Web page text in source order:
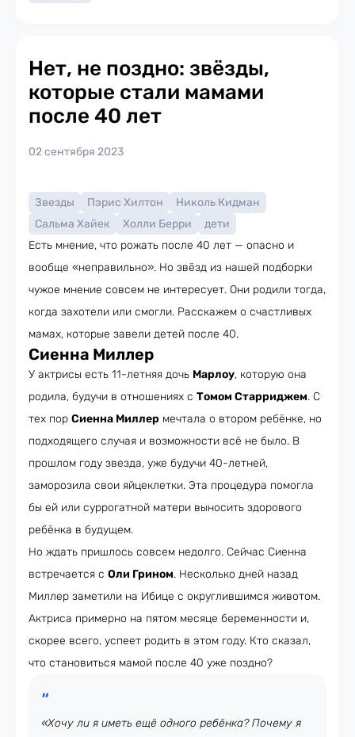
Нет, не поздно: звёзды,
которые стали мамами
после 40 лет
02 сентября 2023
Звезды Пэрис Хилтон
Николь Кидман
Сальма Хайек
Холли Берри
дети
Есть мнение, что рожать после 40 лет — опасно и
вообще «неправильно». Но звёзд из нашей подборки
чужое мнение совсем не интересует. Они родили тогда,
когда захотели или смогли. Расскажем о счастливых
мамах, которые завели детей после 40.
Сиенна Миллер
У актрисы есть 11-летняя дочь Марлоу, которую она
родила, будучи в отношениях с Томом Старриджем. С
тех пор Сиенна Миллер мечтала о втором ребёнке, но
подходящего случая и возможности всё не было. В
прошлом году звезда, уже будучи 40-летней,
заморозила свои яйцеклетки. Эта процедура помогла
бы ей или суррогатной матери выносить здорового
ребёнка в будущем.
Но ждать пришлось совсем недолго. Сейчас Сиенна
встречается с Оли Грином. Несколько дней назад
Миллер заметили на Ибице с округлившимся животом.
Актриса примерно на пятом месяце беременности и,
скорее всего, успеет родить в этом году. Кто сказал,
что становиться мамой после 40 уже поздно?
«Хочу ли я иметь ещё одного ребёнка? Почему я